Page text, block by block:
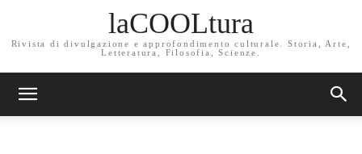
laCOOLtura
Rivista di divulgazione e approfondimento culturale. Storia, Arte,
Letteratura, Filosofia, Scienze.